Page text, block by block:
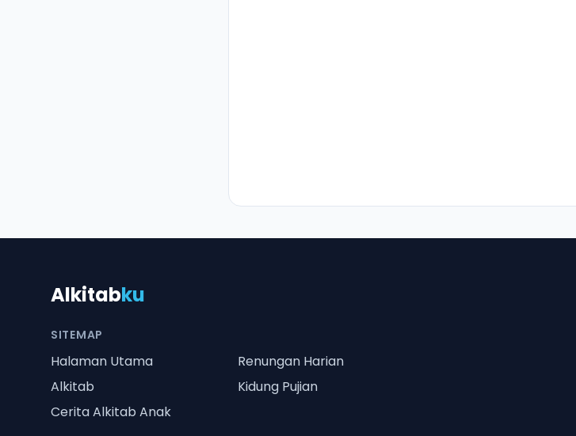
Alkitabku
SITEMAP
Halaman Utama
Renungan Harian
Alkitab
Kidung Pujian
Cerita Alkitab Anak